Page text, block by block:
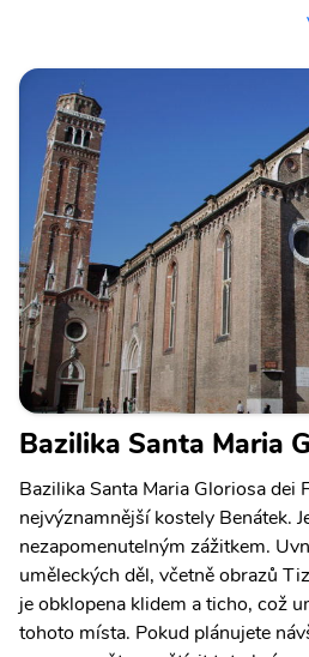
Bazilika Santa Maria
Bazilika Santa Maria Gloriosa dei
nejvýznamnější kostely Benátek.
nezapomenutelným zážitkem.
uměleckých děl, včetně obrazů
je obklopena klidem a ticho, což
tohoto místa. Pokud plánujete